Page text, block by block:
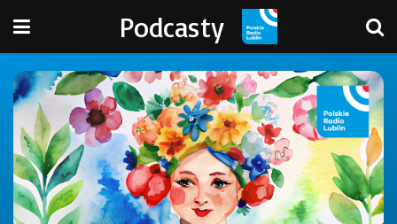
Podcasty